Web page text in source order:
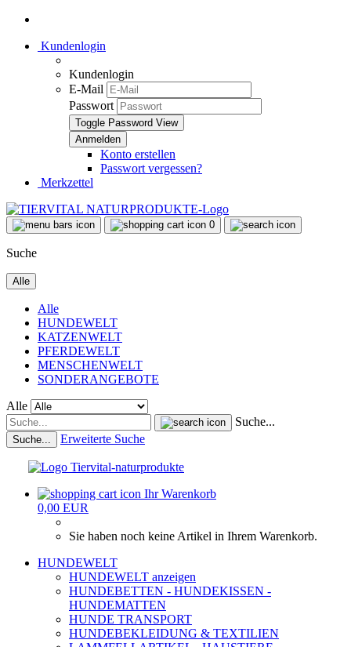
Kundenlogin
Kundenlogin
E-Mail
Passwort
Toggle Password View
Konto erstellen
Passwort vergessen?
Merkzettel
0
Suche
Alle
Alle
HUNDEWELT
KATZENWELT
PFERDEWELT
MENSCHENWELT
SONDERANGEBOTE
Alle
Suche...
Suche... Erweiterte Suche
Ihr Warenkorb
0,00 EUR
Sie haben noch keine Artikel in Ihrem Warenkorb.
HUNDEWELT
HUNDEWELT anzeigen
HUNDEBETTEN - HUNDEKISSEN -
HUNDEMATTEN
HUNDE TRANSPORT
HUNDEBEKLEIDUNG & TEXTILIEN